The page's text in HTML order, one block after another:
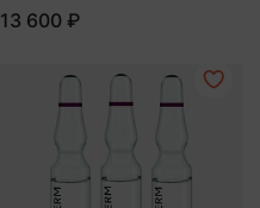
13 600 ₽